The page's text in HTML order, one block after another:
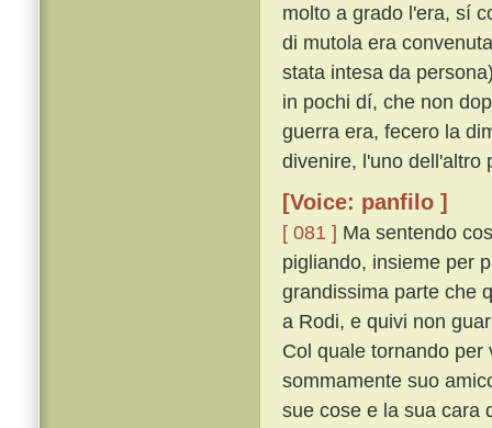
molto a grado l'era, sí
di mutola era
stata intesa da
in pochi dí, che non
guerra era, fecero la
divenire, l'uno dell'altro
[Voice: panfilo ]
[ 081 ] Ma sentendo
pigliando, insieme per
grandissima parte che
a Rodi, e quivi non
Col quale tornando
sommamente suo
sue cose e la sua cara